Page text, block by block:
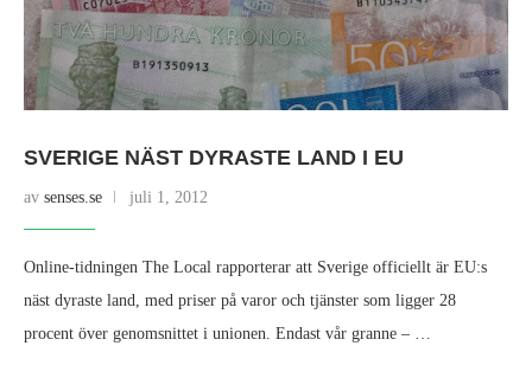
SVERIGE NÄST DYRASTE LAND I EU
av senses.se juli 1, 2012
Online-tidningen The Local rapporterar att Sverige officiellt är EU:s
näst dyraste land, med priser på varor och tjänster som ligger 28
procent över genomsnittet i unionen. Endast vår granne – …